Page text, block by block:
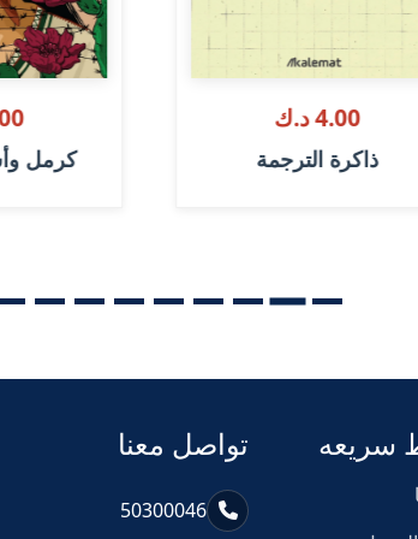
4.00 د.ك
ذاكرة الترجمة كرمل
سريعه تواصل معنا
50300046